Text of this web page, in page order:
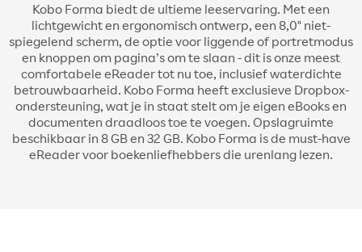
Kobo Forma biedt de ultieme leeservaring. Met een
lichtgewicht en ergonomisch ontwerp, een 8,0" niet-
spiegelend scherm, de optie voor liggende of portretmodus
en knoppen om pagina’s om te slaan - dit is onze meest
comfortabele eReader tot nu toe, inclusief waterdichte
betrouwbaarheid. Kobo Forma heeft exclusieve Dropbox-
ondersteuning, wat je in staat stelt om je eigen eBooks en
documenten draadloos toe te voegen. Opslagruimte
beschikbaar in 8 GB en 32 GB. Kobo Forma is de must-have
eReader voor boekenliefhebbers die urenlang lezen.